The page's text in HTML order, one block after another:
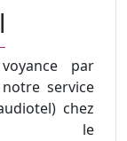
par
service
chez
le